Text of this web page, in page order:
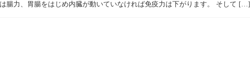
腸力、胃腸をはじめ内臓が動いていなければ免疫力は下がります。 そして […]